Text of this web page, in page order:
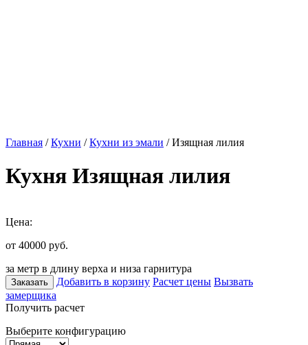
Главная /Кухни /Кухни из эмали / Изящная лилия
Кухня Изящная лилия
Цена:
от 40000 руб.
за метр в длину верха и низа гарнитура
Заказать Добавить в корзину Расчет цены Вызвать
замерщика
Получить расчет
Выберите конфигурацию